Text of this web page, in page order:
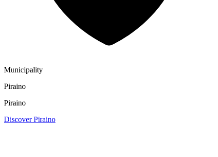
Municipality
Piraino
Piraino
Discover Piraino